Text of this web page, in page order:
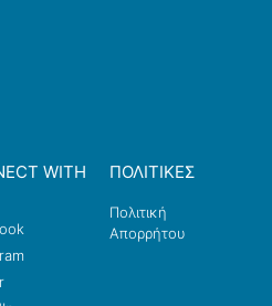
WITH ΠΟΛΙΤΙΚΕΣ
Πολιτική
Απορρήτου